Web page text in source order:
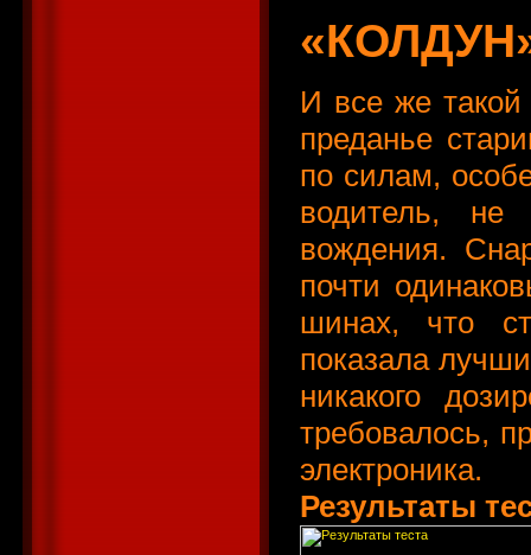
И все же такой
преданье
по силам,
водитель, не
вождения.
почти
шинах, что
показала
никакого
требовалось,
электроника.
Результаты